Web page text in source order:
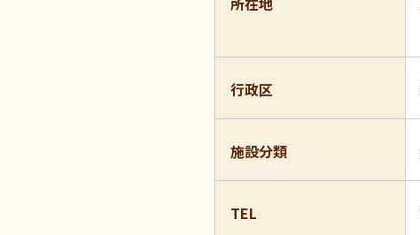
行政区
施設分類
TEL